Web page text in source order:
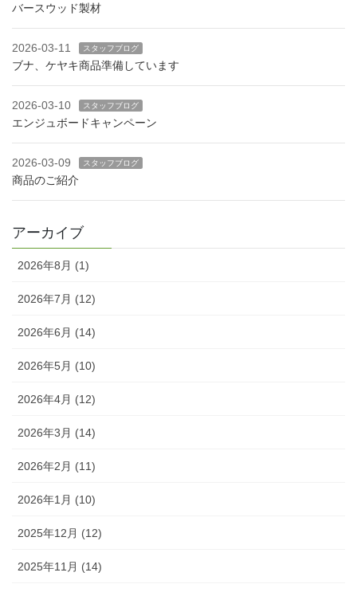
バースウッド製材
2026-03-11 スタッフブログ
ブナ、ケヤキ商品準備しています
2026-03-10 スタッフブログ
エンジュボードキャンペーン
2026-03-09 スタッフブログ
商品のご紹介
アーカイブ
2026年8月 (1)
2026年7月 (12)
2026年6月 (14)
2026年5月 (10)
2026年4月 (12)
2026年3月 (14)
2026年2月 (11)
2026年1月 (10)
2025年12月 (12)
2025年11月 (14)